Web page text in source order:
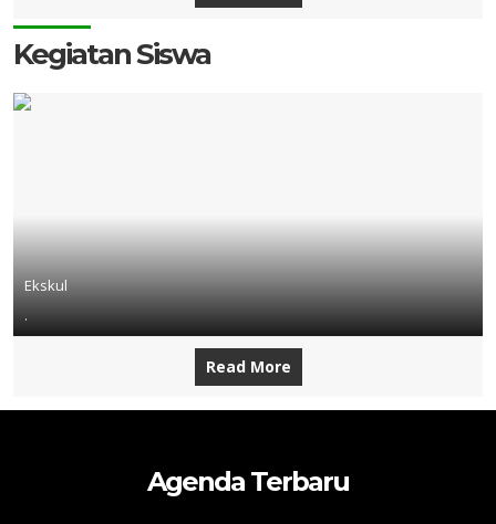
Kegiatan Siswa
Ekskul
.
Read More
Agenda Terbaru